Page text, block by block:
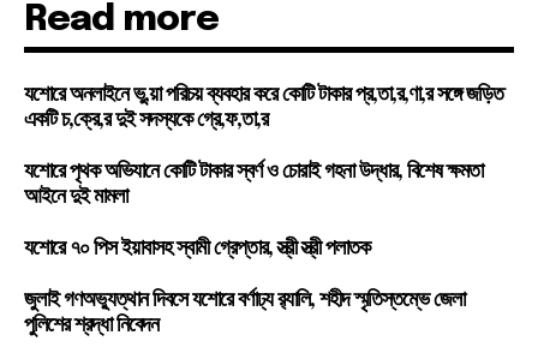
Read more
যশোরে অনলাইনে ভু,য়া পরিচয় ব্যবহার করে কোটি টাকার প্র,তা,র,ণা,র সঙ্গে জড়িত
একটি চ,ক্রে,র দুই সদস্যকে গ্রে,ফ,তা,র
যশোরে পৃথক অভিযানে কোটি টাকার স্বর্ণ ও চোরাই গহনা উদ্ধার, বিশেষ ক্ষমতা
আইনে দুই মামলা
যশোরে ৭০ পিস ইয়াবাসহ স্বামী গ্রেপ্তার, স্ত্রী স্ত্রী পলাতক
জুলাই গণঅভ্যুত্থান দিবসে যশোরে বর্ণাঢ্য র‍্যালি, শহীদ স্মৃতিস্তম্ভে জেলা
পুলিশের শ্রদ্ধা নিবেদন